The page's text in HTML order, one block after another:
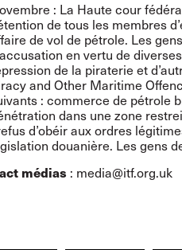
: La Haute cour
de tous les membres
de vol de pétrole. Les
en vertu de
de la piraterie et
and Other Maritime
: commerce de pétrole
dans une zone
d’obéir aux ordres
douanière. Les gens
médias : media@itf.org.uk